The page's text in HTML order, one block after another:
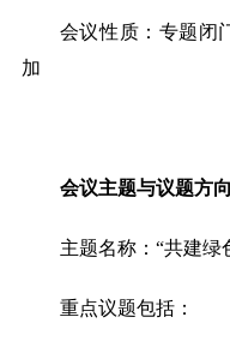
会议性质：专题闭
加
会议主题与议题方向
主题名称： “共建绿
重点议题包括：